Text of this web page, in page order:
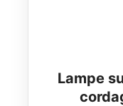
Lampe